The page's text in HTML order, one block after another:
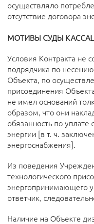
осуществляло
отсутствие договора
МОТИВЫ СУДЫ
Условия Контракта не
подрядчика по
Объекта, по
присоединения
не имел оснований
образом, что они
обязанность по уплате
энергии [в т. ч.
энергоснабжения].
Из поведения
технологического
энергопринимающего
ответчик,
Наличие на Объекте